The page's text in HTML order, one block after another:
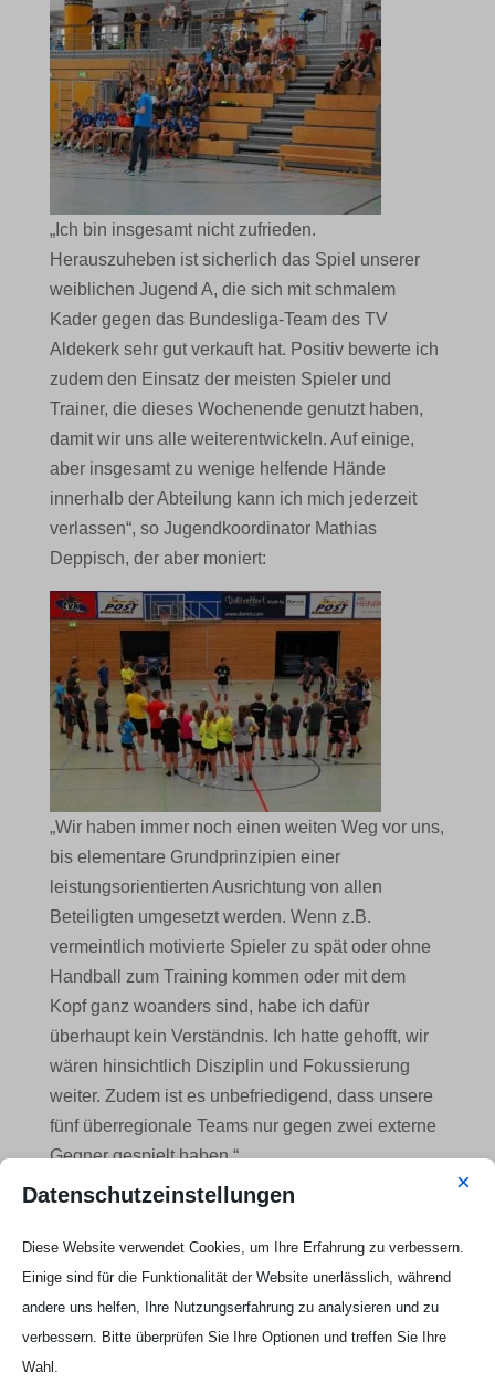
„Ich bin insgesamt nicht zufrieden.
Herauszuheben ist sicherlich das Spiel unserer
weiblichen Jugend A, die sich mit schmalem
Kader gegen das Bundesliga-Team des TV
Aldekerk sehr gut verkauft hat. Positiv bewerte ich
zudem den Einsatz der meisten Spieler und
Trainer, die dieses Wochenende genutzt haben,
damit wir uns alle weiterentwickeln. Auf einige,
aber insgesamt zu wenige helfende Hände
innerhalb der Abteilung kann ich mich jederzeit
verlassen“, so Jugendkoordinator Mathias
Deppisch, der aber moniert:
„Wir haben immer noch einen weiten Weg vor uns,
bis elementare Grundprinzipien einer
leistungsorientierten Ausrichtung von allen
Beteiligten umgesetzt werden. Wenn z.B.
vermeintlich motivierte Spieler zu spät oder ohne
Handball zum Training kommen oder mit dem
Kopf ganz woanders sind, habe ich dafür
überhaupt kein Verständnis. Ich hatte gehofft, wir
wären hinsichtlich Disziplin und Fokussierung
weiter. Zudem ist es unbefriedigend, dass unsere
fünf überregionale Teams nur gegen zwei externe
Gegner gespielt haben.“
Datenschutzeinstellungen ×
Diese Website verwendet Cookies, um Ihre Erfahrung zu verbessern.
Einige sind für die Funktionalität der Website unerlässlich, während
andere uns helfen, Ihre Nutzungserfahrung zu analysieren und zu
verbessern. Bitte überprüfen Sie Ihre Optionen und treffen Sie Ihre
Wahl.